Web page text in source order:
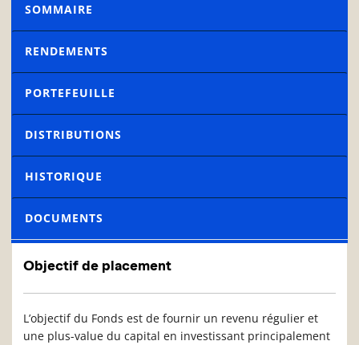
SOMMAIRE
RENDEMENTS
PORTEFEUILLE
DISTRIBUTIONS
HISTORIQUE
DOCUMENTS
Objectif de placement
L’objectif du Fonds est de fournir un revenu régulier et
une plus-value du capital en investissant principalement